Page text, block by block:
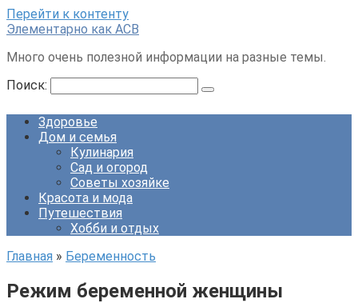
Перейти к контенту
Элементарно как ACB
Много очень полезной информации на разные темы.
Поиск:
Здоровье
Дом и семья
Кулинария
Сад и огород
Советы хозяйке
Красота и мода
Путешествия
Хобби и отдых
Главная » Беременность
Режим беременной женщины